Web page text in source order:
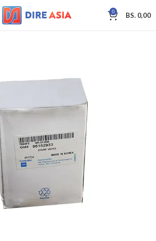
0 BS. 0,00